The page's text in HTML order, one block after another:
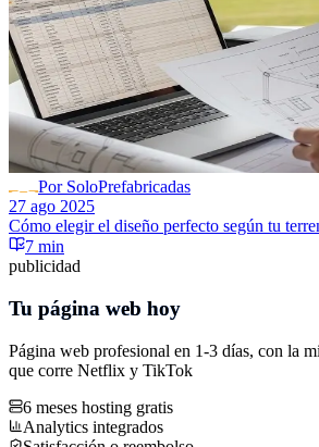
Por SoloPrefabricadas
27 ago 2025
Cómo elegir el diseño perfecto según tu
7 min
publicidad
Tu página web hoy
Página web profesional en 1-3 días, con la
que corre Netflix y TikTok
6 meses hosting gratis
Analytics integrados